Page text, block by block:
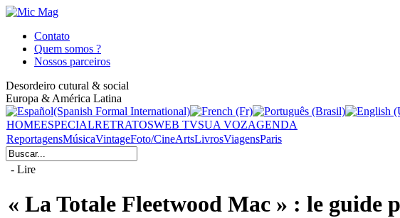
Contato
Quem somos ?
Nossos parceiros
Desordeiro cutural & social
Europa & América Latina
HOMEESPECIALRETRATOSWEB TVSUA VOZAGENDA
ReportagensMúsicaVintageFoto/CineArtsLivrosViagensParis
- Lire
« La Totale Fleetwood Mac » : le guide